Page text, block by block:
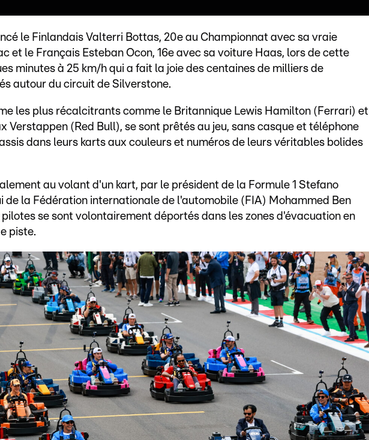
le Finlandais Valterri Bottas, 20e au Championnat avec sa vraie
et le Français Esteban Ocon, 16e avec sa voiture Haas, lors de cette
minutes à 25 km/h qui a fait la joie des centaines de milliers de
autour du circuit de Silverstone.
les plus récalcitrants comme le Britannique Lewis Hamilton (Ferrari) et
Verstappen (Red Bull), se sont prêtés au jeu, sans casque et téléphone
dans leurs karts aux couleurs et numéros de leurs véritables bolides
au volant d'un kart, par le président de la Formule 1 Stefano
de la Fédération internationale de l'automobile (FIA) Mohammed Ben
se sont volontairement déportés dans les zones d'évacuation en
piste.